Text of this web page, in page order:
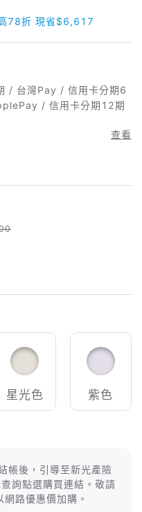
78折 現省$6,617
/ 台灣Pay / 信用卡分期6
/ 信用卡分期12期
查看
星光色 紫色
帳後，引導至新光產險
詢點選購買連結。敬請
路優惠價加購。